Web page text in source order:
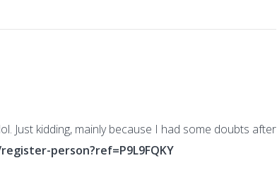
Just kidding, mainly because I had some doubts after
person?ref=P9L9FQKY